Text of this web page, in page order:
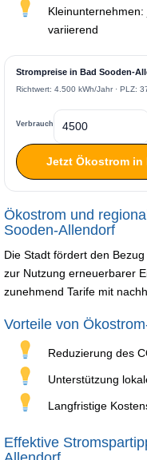
variierend
Strompreise in Bad Sooden-
Richtwert: 4.500 kWh/Jahr · PLZ:
Verbrauch
Jetzt Ökostrom in
Ökostrom und
Sooden-Allendorf
Die Stadt fördert den
zur Nutzung erneuerbarer
zunehmend Tarife mit
Vorteile von
Reduzierung des
Unterstützung
Langfristige
Effektive